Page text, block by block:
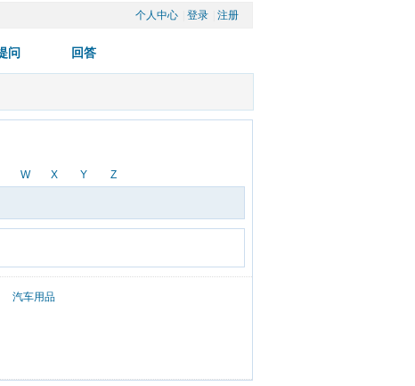
个人中心 登录 注册
W X Y Z
汽车用品